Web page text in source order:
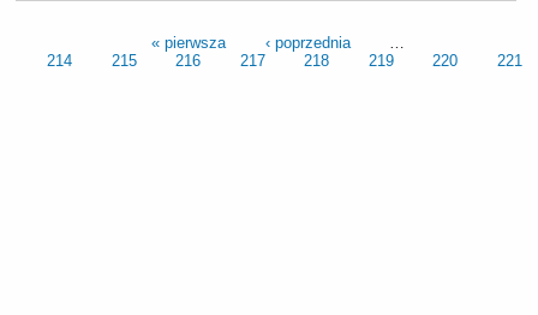
« pierwsza ‹ poprzednia
214
215 216 217 218 219 220 221